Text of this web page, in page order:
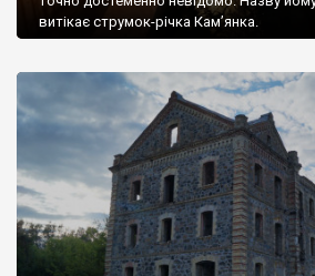
витікає струмок-річка Кам’янка.